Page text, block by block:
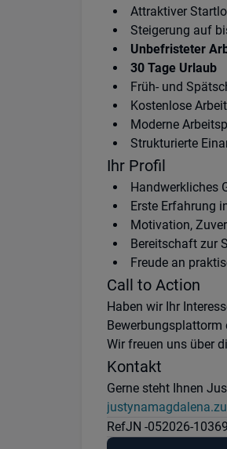
Attraktiver
Steigerung auf
Unbefristeter
30 Tage Urlaub
Früh- und
Kostenlose
Moderne
Strukturierte
Ihr Profil
Handwerkliches
Erste Erfahrung
Motivation,
Bereitschaft zur
Freude an
Call to Action
Haben wir Ihr
Bewerbungsplattorm
Wir freuen uns über
Kontakt
Gerne steht Ihnen
RefJN -052026-